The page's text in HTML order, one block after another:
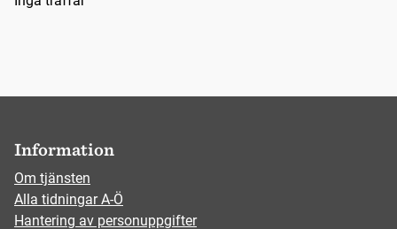
Information
Om tjänsten
Alla tidningar A-Ö
Hantering av personuppgifter